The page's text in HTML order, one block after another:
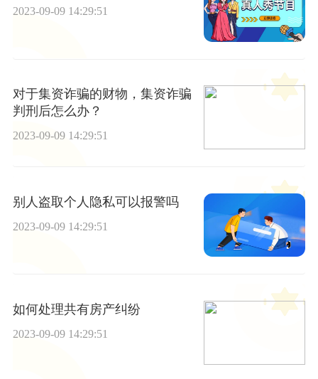
2023-09-09 14:29:51
对于集资诈骗的财物，集资诈骗
判刑后怎么办？
2023-09-09 14:29:51
别人盗取个人隐私可以报警吗
2023-09-09 14:29:51
如何处理共有房产纠纷
2023-09-09 14:29:51